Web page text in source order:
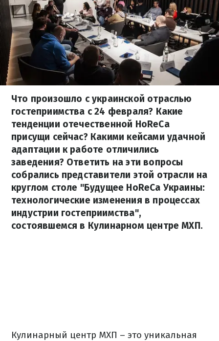
Что произошло с украинской отраслью
гостеприимства с 24 февраля? Какие
тенденции отечественной HoReCa
присущи сейчас? Какими кейсами удачной
адаптации к работе отличились
заведения? Ответить на эти вопросы
собрались представители этой отрасли на
круглом столе "Будущее HoReCa Украины:
технологические изменения в процессах
индустрии гостеприимства",
состоявшемся в Кулинарном центре МХП.
Кулинарный центр МХП – это уникальная